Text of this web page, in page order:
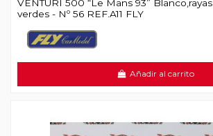
VENTURI 500 “Le Mans 93” Blanco,rayas
verdes - Nº 56 REF.A11 FLY
Añadir al carrito